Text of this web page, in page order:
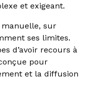
et exigeant.
manuelle, sur
ses limites.
d’avoir recours à
pour
et la diffusion